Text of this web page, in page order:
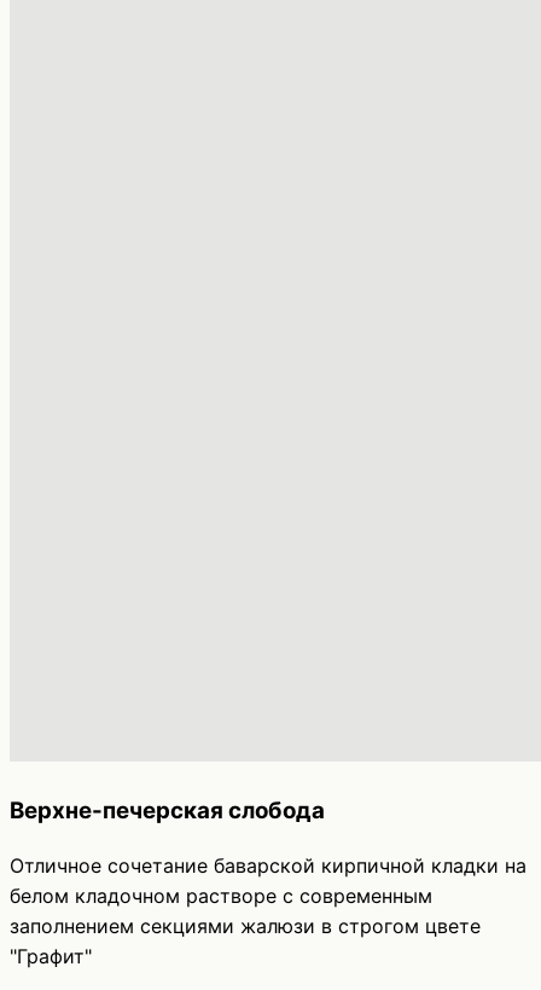
Верхне-печерская слобода
Отличное сочетание баварской кирпичной кладки на
белом кладочном растворе с современным
заполнением секциями жалюзи в строгом цвете
"Графит"